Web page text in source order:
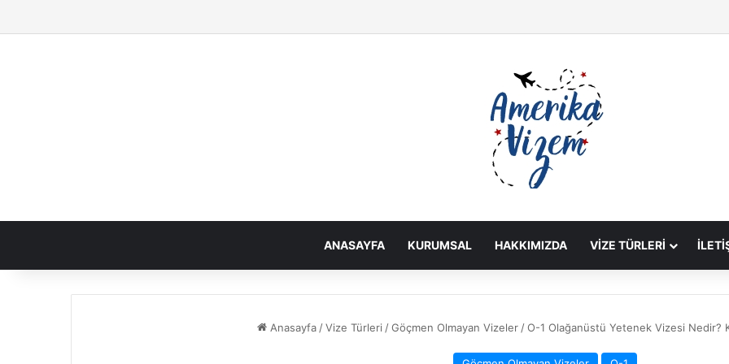
ANASAYFA KURUMSAL HAKKIMIZDA VIZE TÜRLERI
Anasayfa /Vize Türleri /Göçmen Olmayan Vizeler /O-1 Olağanüstü Yetenek Vizesi Nedir?